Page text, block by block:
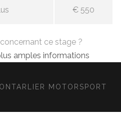
€ 550
ce stage ?
amples informations
MOTORSPORT